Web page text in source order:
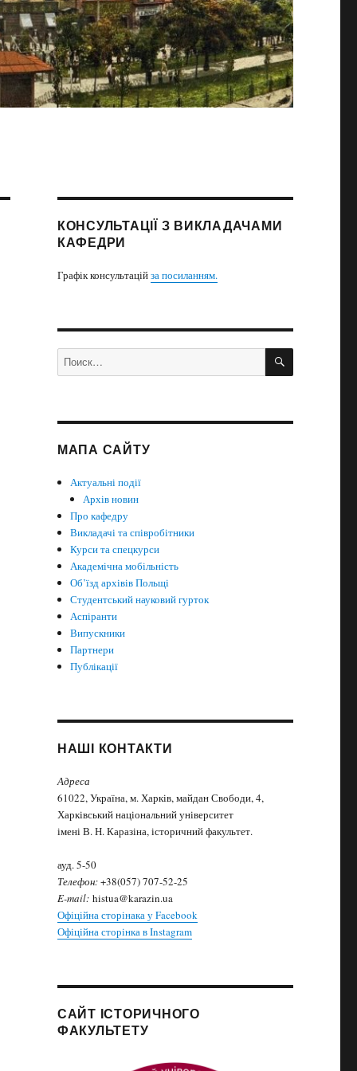
КОНСУЛЬТАЦІЇ З ВИКЛАДАЧАМИ
КАФЕДРИ
Графік консультаційза посиланням.
Искать: ПОИСК
МАПА САЙТУ
Актуальні події
Архів новин
Про кафедру
Викладачі та співробітники
Курси та спецкурси
Академічна мобільність
Об’їзд архівів Польщі
Студентський науковий гурток
Аспіранти
Випускники
Партнери
Публікації
НАШІ КОНТАКТИ
Адреса
61022, Україна, м. Харків, майдан Свободи, 4,
Харківський національний університет
імені В. Н. Каразіна, історичний факультет.
ауд. 5-50
Телефон:+38(057) 707-52-25
E-mail:histua@karazin.ua
Офіційна сторінака у Facebook
Офіційна сторінка в Instagram
САЙТ ІСТОРИЧНОГО
ФАКУЛЬТЕТУ